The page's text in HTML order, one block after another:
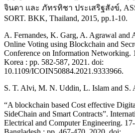
จินดา และ ภัทรทิชา ประเสริฐสังข์,
SORT. BKK, Thailand, 2015, pp.1-10.
A. Fernandes, K. Garg, A. Agrawal and
Online Voting using Blockchain and
Conference on Information Networking.
Korea : pp. 582-587, 2021. doi:
10.1109/ICOIN50884.2021.9333966.
S. T. Alvi, M. N. Uddin, L. Islam and S.
“A blockchain based Cost effective
SideChain and Smart Contracts”.
Electrical and Computer Engineering.